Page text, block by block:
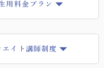
用料金プラン
エイト講師制度